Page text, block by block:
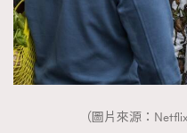
（圖片來源：